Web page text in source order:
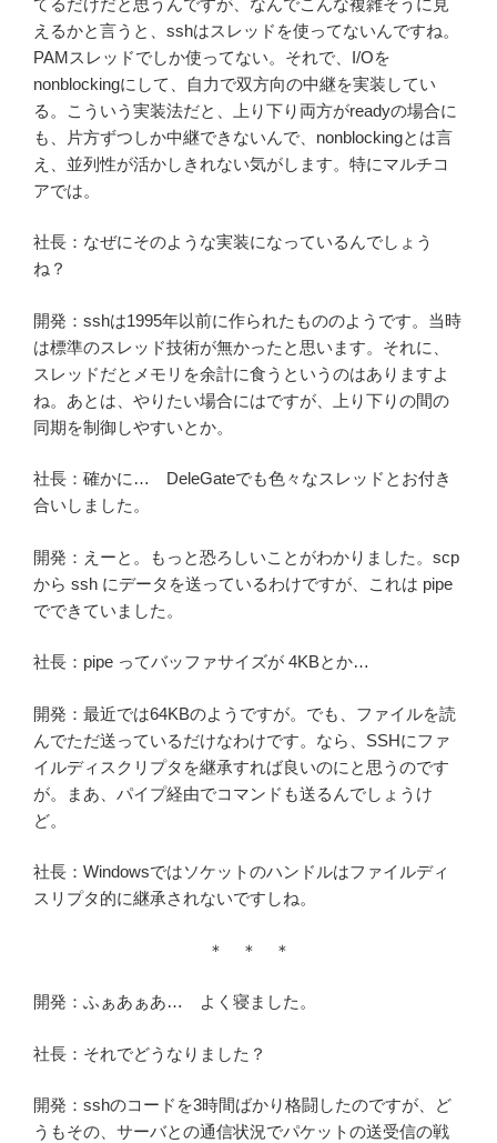
てるだけだと思うんですが、なんでこんな複雑そうに見
えるかと言うと、sshはスレッドを使ってないんですね。
PAMスレッドでしか使ってない。それで、I/Oを
nonblockingにして、自力で双方向の中継を実装してい
る。こういう実装法だと、上り下り両方がreadyの場合に
も、片方ずつしか中継できないんで、nonblockingとは言
え、並列性が活かしきれない気がします。特にマルチコ
アでは。
社長：なぜにそのような実装になっているんでしょう
ね？
開発：sshは1995年以前に作られたもののようです。当時
は標準のスレッド技術が無かったと思います。それに、
スレッドだとメモリを余計に食うというのはありますよ
ね。あとは、やりたい場合にはですが、上り下りの間の
同期を制御しやすいとか。
社長：確かに… DeleGateでも色々なスレッドとお付き
合いしました。
開発：えーと。もっと恐ろしいことがわかりました。scp
から ssh にデータを送っているわけですが、これは pipe
でできていました。
社長：pipe ってバッファサイズが 4KBとか…
開発：最近では64KBのようですが。でも、ファイルを読
んでただ送っているだけなわけです。なら、SSHにファ
イルディスクリプタを継承すれば良いのにと思うのです
が。まあ、パイプ経由でコマンドも送るんでしょうけ
ど。
社長：Windowsではソケットのハンドルはファイルディ
スリプタ的に継承されないですしね。
＊ ＊ ＊
開発：ふぁあぁあ… よく寝ました。
社長：それでどうなりました？
開発：sshのコードを3時間ばかり格闘したのですが、ど
うもその、サーバとの通信状況でパケットの送受信の戦